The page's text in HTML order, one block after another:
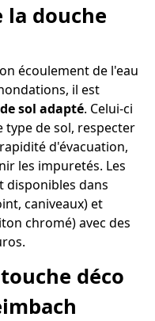
douche
écoulement de l'eau
il est
sol adapté. Celui-ci
de sol, respecter
d'évacuation,
les impuretés. Les
disponibles dans
caniveaux) et
chromé) avec des
déco